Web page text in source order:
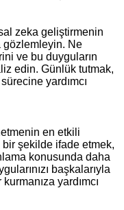
zeka geliştirmenin
gözlemleyin. Ne
ve bu duyguların
edin. Günlük tutmak,
yardımcı
en etkili
bir şekilde ifade etmek,
konusunda daha
başkalarıyla
yardımcı